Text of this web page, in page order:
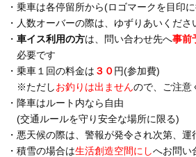
・乗車は各停留所から(ロゴマークを目印
・人数オーバーの際は、ゆずりあいくださ
・ 車イス利用の方は、問い合わせ先へ事前
必要です
・乗車１回の料金は ３０円(参加費)
※ただしお釣りは出ませんので、ご注意
・降車はルート内なら自由
(交通ルールを守り安全な場所に限る)
・悪天候の際は、警報が発令され次第、運
・積雪の場合は生活創造空間にしへお問い